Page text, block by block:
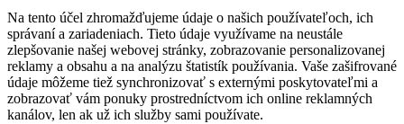
Na tento účel zhromažďujeme údaje o našich používateľoch, ich
správaní a zariadeniach. Tieto údaje využívame na neustále
zlepšovanie našej webovej stránky, zobrazovanie personalizovanej
reklamy a obsahu a na analýzu štatistík používania. Vaše zašifrované
údaje môžeme tiež synchronizovať s externými poskytovateľmi a
zobrazovať vám ponuky prostredníctvom ich online reklamných
kanálov, len ak už ich služby sami používate.